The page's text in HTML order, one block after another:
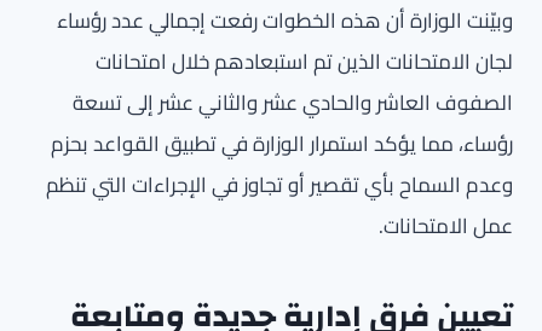
وبيّنت الوزارة أن هذه الخطوات رفعت إجمالي عدد رؤساء
لجان الامتحانات الذين تم استبعادهم خلال امتحانات
الصفوف العاشر والحادي عشر والثاني عشر إلى تسعة
رؤساء، مما يؤكد استمرار الوزارة في تطبيق القواعد بحزم
وعدم السماح بأي تقصير أو تجاوز في الإجراءات التي تنظم
عمل الامتحانات.
تعيين فرق إدارية جديدة ومتابعة